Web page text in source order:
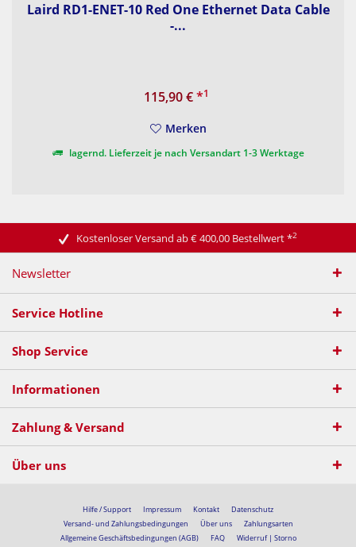
Laird RD1-ENET-10 Red One Ethernet Data Cable
-...
115,90 €*1
Merken
lagernd. Lieferzeit je nach Versandart 1-3 Werktage
Kostenloser Versand ab € 400,00 Bestellwert*2
Newsletter
Service Hotline
Shop Service
Informationen
Zahlung & Versand
Über uns
Hilfe / Support Impressum Kontakt
Datenschutz
Versand- und Zahlungsbedingungen
Über uns
Zahlungsarten
Allgemeine Geschäftsbedingungen (AGB)
FAQ Widerruf | Storno